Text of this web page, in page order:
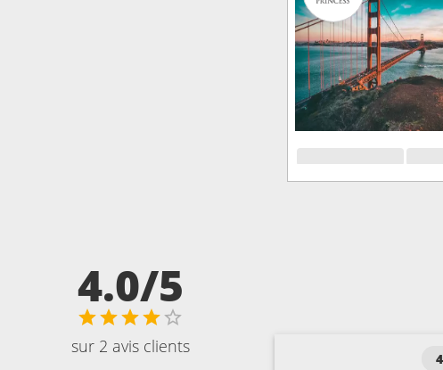
4.0/5
sur 2 avis clients
4